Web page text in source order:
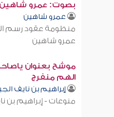
بصوت: عمرو شاهين
عمرو شاهين
منظومة عقود رسم
عمرو شاهين
موشح بعنوان
الهم منفرج
إبراهيم بن نايف
منوعات - إبراهيم بن